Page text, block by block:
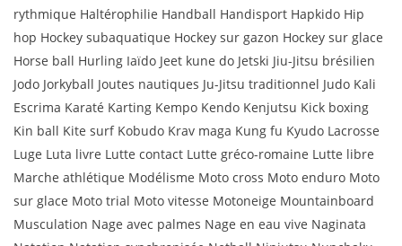
rythmique Haltérophilie Handball Handisport Hapkido Hip
hop Hockey subaquatique Hockey sur gazon Hockey sur glace
Horse ball Hurling Iaïdo Jeet kune do Jetski Jiu-Jitsu brésilien
Jodo Jorkyball Joutes nautiques Ju-Jitsu traditionnel Judo Kali
Escrima Karaté Karting Kempo Kendo Kenjutsu Kick boxing
Kin ball Kite surf Kobudo Krav maga Kung fu Kyudo Lacrosse
Luge Luta livre Lutte contact Lutte gréco-romaine Lutte libre
Marche athlétique Modélisme Moto cross Moto enduro Moto
sur glace Moto trial Moto vitesse Motoneige Mountainboard
Musculation Nage avec palmes Nage en eau vive Naginata